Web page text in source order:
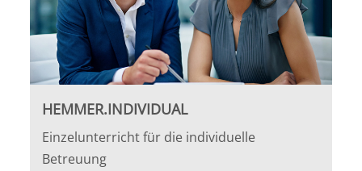
HEMMER.INDIVIDUAL
Einzelunterricht für die individuelle
Betreuung